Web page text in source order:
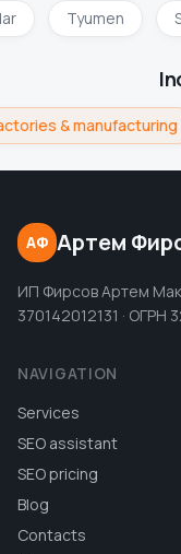
Tyumen
& manufacturing
АФ Артем
ИП Фирсов Артем
370142012131 · ОГРН
NAVIGATION
Services
SEO assistant
SEO pricing
Blog
Contacts